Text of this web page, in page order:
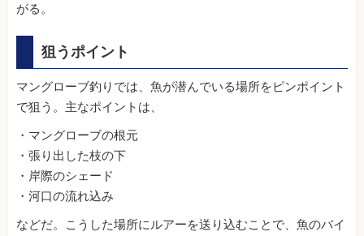
がる。
狙うポイント
マングローブ釣りでは、魚が潜んでいる場所をピンポイント
で狙う。主なポイントは、
・マングローブの根元
・張り出した枝の下
・岸際のシェード
・河口の流れ込み
などだ。こうした場所にルアーを送り込むことで、魚のバイ